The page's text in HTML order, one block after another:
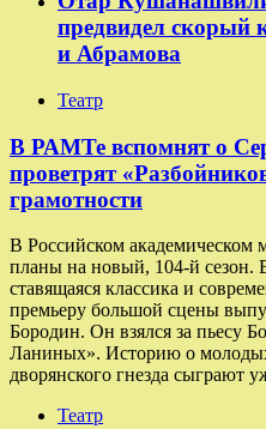
предвидел скорый
и Абрамова
Театр
​​В РАМТе вспомнят о
проветрят
грамотности
В Российском академическом
планы на новый, 104-й сезон.
ставящаяся классика и
премьеру большой сцены
Бородин. Он взялся за пьесу
Ланиных». Историю о
дворянского гнезда сыграют
Театр